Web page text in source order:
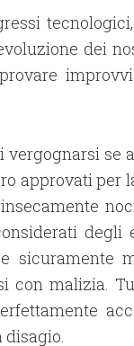
dei
vergognarsi se
approvati per
degli
sicuramente
con malizia.